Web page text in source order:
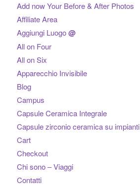
Add now Your Before & After Photos
Affiliate Area
Aggiungi Luogo@
All on Four
All on Six
Apparecchio Invisibile
Blog
Campus
Capsule Ceramica Integrale
Capsule zirconio ceramica su impianti
Cart
Checkout
Chi sono – Viaggi
Contatti